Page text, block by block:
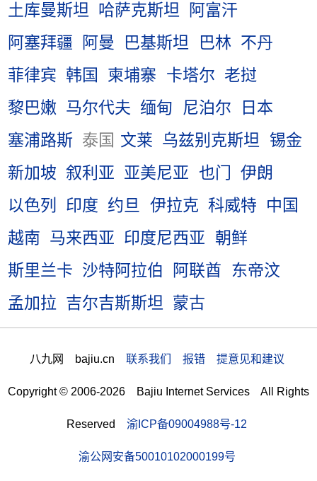
土库曼斯坦
哈萨克斯坦
阿富汗
阿塞拜疆
阿曼 巴基斯坦 巴林 不丹
菲律宾 韩国 柬埔寨 卡塔尔 老挝
黎巴嫩 马尔代夫 缅甸 尼泊尔
日本
塞浦路斯 泰国 文莱 乌兹别克斯坦
锡金
新加坡 叙利亚 亚美尼亚 也门
伊朗
以色列
印度 约旦 伊拉克 科威特
中国
越南 马来西亚 印度尼西亚
朝鲜
斯里兰卡 沙特阿拉伯 阿联酋
东帝汶
孟加拉 吉尔吉斯斯坦 蒙古
八九网 bajiu.cn 联系我们 报错 提意见和建议
Copyright © 2006-2026 Bajiu Internet Services All Rights
Reserved 渝ICP备09004988号-12
渝公网安备50010102000199号